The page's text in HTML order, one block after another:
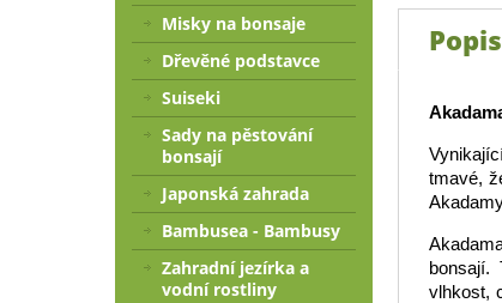
Popis
tmavé,
bonsají.
vlhkost,
Misky na bonsaje
Dřevěné podstavce
Suiseki
Sady na pěstování
bonsají
Japonská zahrada
Bambusea - Bambusy
Zahradní jezírka a
vodní rostliny